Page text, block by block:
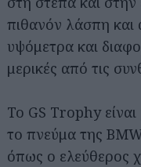
πιθανόν λάσπη
υψόμετρα και
μερικές από τις
Το GS Trophy
το πνεύμα της
όπως ο ελεύθερος